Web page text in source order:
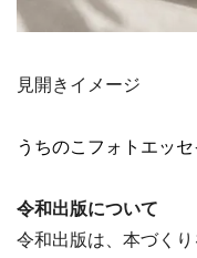
見開きイメージ
うちのこフォトエッ
令和出版について
令和出版は、本づく